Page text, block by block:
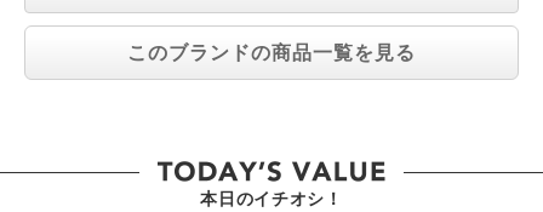
このブランドの商品一覧を見る
本日のイチオシ！